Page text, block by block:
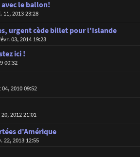
le ballon!
11, 2013 23:28
urgent cède billet pour l'Islande
03, 2014 19:23
ici !
00:32
2010 09:52
2012 21:01
d'Amérique
22, 2013 12:55